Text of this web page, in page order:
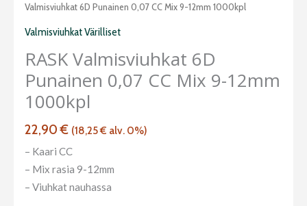
Valmisviuhkat 6D Punainen 0,07 CC Mix 9-12mm 1000kpl
Valmisviuhkat Värilliset
RASK Valmisviuhkat 6D
Punainen 0,07 CC Mix 9-12mm
1000kpl
22,90€ (18,25€ alv. 0%)
– Kaari CC
– Mix rasia 9-12mm
– Viuhkat nauhassa
Valmisviuhkat
6D
0,07
CC
Mix
9-
12mm
1000kpl
määrä